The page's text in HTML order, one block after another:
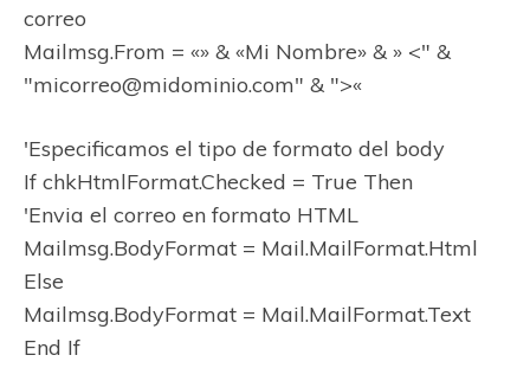
correo
Mailmsg.From = «» & «Mi Nombre» & » <" &
"micorreo@midominio.com" & ">«
'Especificamos el tipo de formato del body
If chkHtmlFormat.Checked = True Then
'Envia el correo en formato HTML
Mailmsg.BodyFormat = Mail.MailFormat.Html
Else
Mailmsg.BodyFormat = Mail.MailFormat.Text
End If